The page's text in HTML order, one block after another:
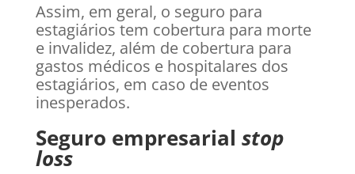
Assim, em geral, o seguro para
estagiários tem cobertura para morte
e invalidez, além de cobertura para
gastos médicos e hospitalares dos
estagiários, em caso de eventos
inesperados.
Seguro empresarial stop
loss